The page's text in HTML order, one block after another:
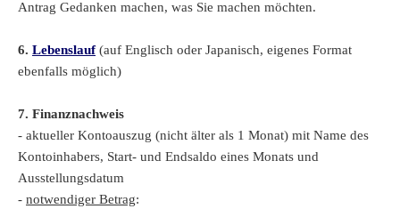
Antrag Gedanken machen, was Sie machen möchten.
6. Lebenslauf(auf Englisch oder Japanisch, eigenes Format
ebenfalls möglich)
7. Finanznachweis
- aktueller Kontoauszug (nicht älter als 1 Monat) mit Name des
Kontoinhabers, Start- und Endsaldo eines Monats und
Ausstellungsdatum
- notwendiger Betrag: